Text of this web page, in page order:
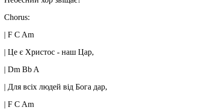
Chorus:
| F C Am
| Це є Христос - наш Цар,
| Dm Bb A
| Для всіх людей від Бога дар,
| F C Am